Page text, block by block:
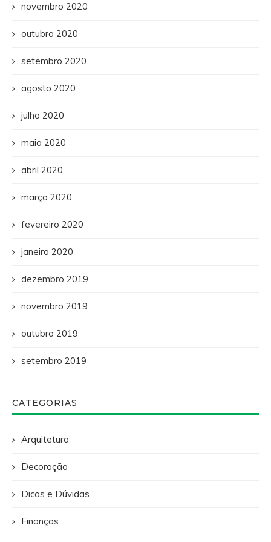
novembro 2020
outubro 2020
setembro 2020
agosto 2020
julho 2020
maio 2020
abril 2020
março 2020
fevereiro 2020
janeiro 2020
dezembro 2019
novembro 2019
outubro 2019
setembro 2019
CATEGORIAS
Arquitetura
Decoração
Dicas e Dúvidas
Finanças